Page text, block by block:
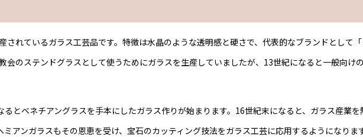
されているガラス工芸品です。特徴は水晶のような透明感と硬さで、代表的なブランドとして
会のステンドグラスとして使うためにガラスを生産していましたが、13世紀になると一般向け
とベネチアングラスを手本にしたガラス作りが始まります。16世紀末になると、ガラス産業を
アンガラスもその恩恵を受け、宝石のカッティング技法をガラス工芸に応用するようになります